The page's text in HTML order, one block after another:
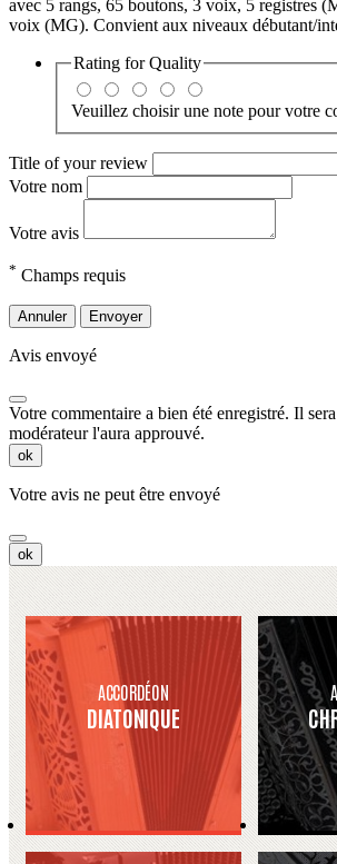
avec 5 rangs, 65 boutons, 3 voix, 5 registres
voix (MG). Convient aux niveaux débutant/
Rating forQuality
Veuillez choisir une note pour votre
Title of your review
Votre nom
Votre avis
* Champs requis
Annuler Envoyer
Avis envoyé
Votre commentaire a bien été enregistré. Il
modérateur l'aura approuvé.
ok
Votre avis ne peut être envoyé
ok
ACCORDÉON
DIATONIQUE